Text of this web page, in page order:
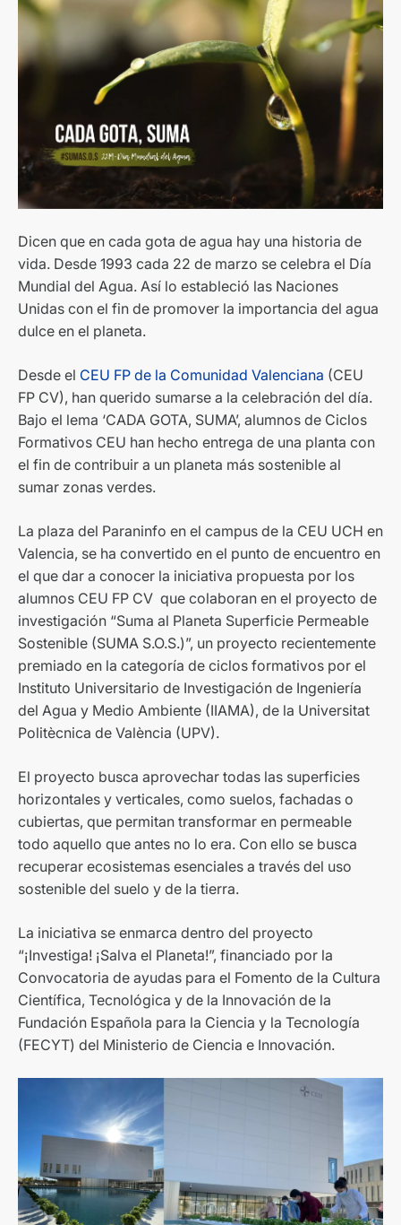
Dicen que en cada gota de agua hay una historia de
vida. Desde 1993 cada 22 de marzo se celebra el Día
Mundial del Agua. Así lo estableció las Naciones
Unidas con el fin de promover la importancia del agua
dulce en el planeta.
Desde el CEU FP de la Comunidad Valenciana (CEU
FP CV), han querido sumarse a la celebración del día.
Bajo el lema ‘CADA GOTA, SUMA’, alumnos de Ciclos
Formativos CEU han hecho entrega de una planta con
el fin de contribuir a un planeta más sostenible al
sumar zonas verdes.
La plaza del Paraninfo en el campus de la CEU UCH en
Valencia, se ha convertido en el punto de encuentro en
el que dar a conocer la iniciativa propuesta por los
alumnos CEU FP CV que colaboran en el proyecto de
investigación “Suma al Planeta Superficie Permeable
Sostenible (SUMA S.O.S.)”, un proyecto recientemente
premiado en la categoría de ciclos formativos por el
Instituto Universitario de Investigación de Ingeniería
del Agua y Medio Ambiente (IIAMA), de la Universitat
Politècnica de València (UPV).
El proyecto busca aprovechar todas las superficies
horizontales y verticales, como suelos, fachadas o
cubiertas, que permitan transformar en permeable
todo aquello que antes no lo era. Con ello se busca
recuperar ecosistemas esenciales a través del uso
sostenible del suelo y de la tierra.
La iniciativa se enmarca dentro del proyecto
“¡Investiga! ¡Salva el Planeta!”, financiado por la
Convocatoria de ayudas para el Fomento de la Cultura
Científica, Tecnológica y de la Innovación de la
Fundación Española para la Ciencia y la Tecnología
(FECYT) del Ministerio de Ciencia e Innovación.